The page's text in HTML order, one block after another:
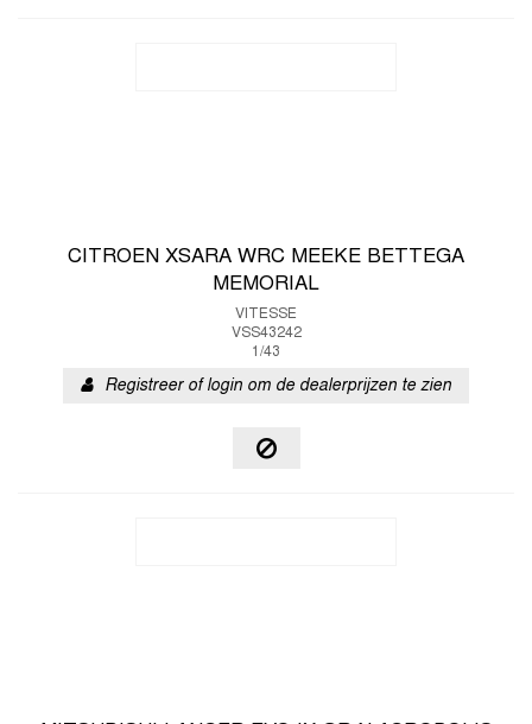
CITROEN XSARA WRC MEEKE BETTEGA
MEMORIAL
VITESSE
VSS43242
1/43
Registreer of login om de dealerprijzen te zien